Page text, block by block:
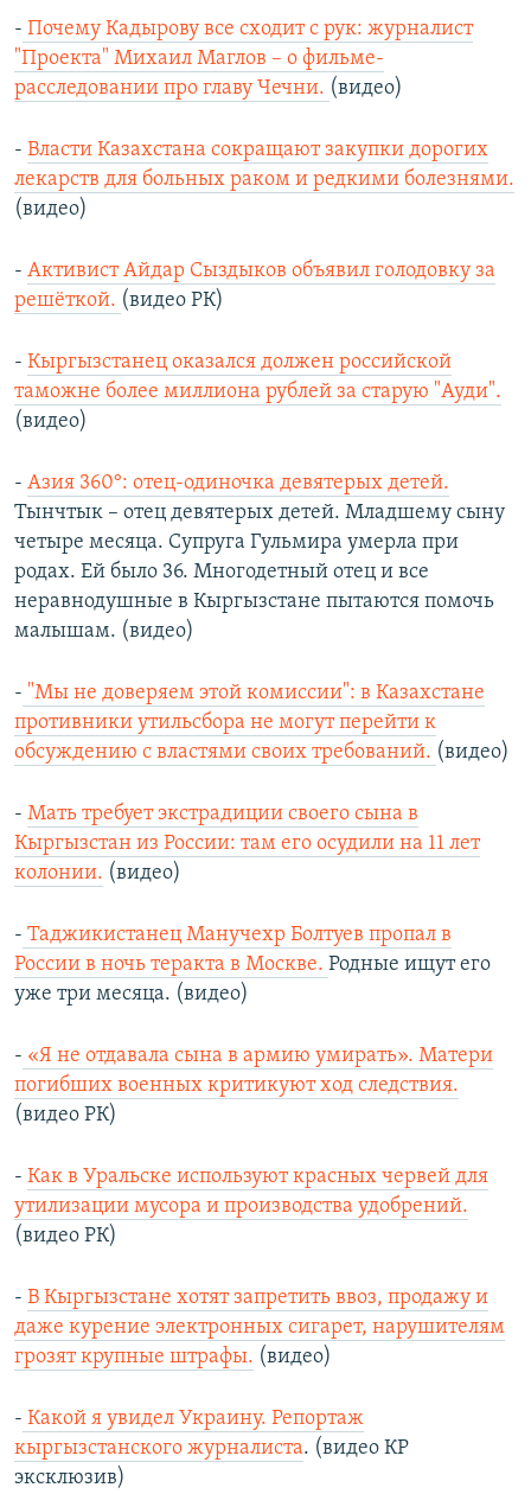
- Почему Кадырову все сходит с рук: журналист
"Проекта" Михаил Маглов – о фильме-
расследовании про главу Чечни. (видео)
- Власти Казахстана сокращают закупки дорогих
лекарств для больных раком и редкими болезнями.
(видео)
- Активист Айдар Сыздыков объявил голодовку за
решёткой. (видео РК)
- Кыргызстанец оказался должен российской
таможне более миллиона рублей за старую "Ауди".
(видео)
- Азия 360°: отец-одиночка девятерых детей.
Тынчтык – отец девятерых детей. Младшему сыну
четыре месяца. Супруга Гульмира умерла при
родах. Ей было 36. Многодетный отец и все
неравнодушные в Кыргызстане пытаются помочь
малышам. (видео)
- "Мы не доверяем этой комиссии": в Казахстане
противники утильсбора не могут перейти к
обсуждению с властями своих требований. (видео)
- Мать требует экстрадиции своего сына в
Кыргызстан из России: там его осудили на 11 лет
колонии. (видео)
- Таджикистанец Манучехр Болтуев пропал в
России в ночь теракта в Москве. Родные ищут его
уже три месяца. (видео)
- «Я не отдавала сына в армию умирать». Матери
погибших военных критикуют ход следствия.
(видео РК)
- Как в Уральске используют красных червей для
утилизации мусора и производства удобрений.
(видео РК)
- В Кыргызстане хотят запретить ввоз, продажу и
даже курение электронных сигарет, нарушителям
грозят крупные штрафы. (видео)
- Какой я увидел Украину. Репортаж
кыргызстанского журналиста. (видео КР
эксклюзив)